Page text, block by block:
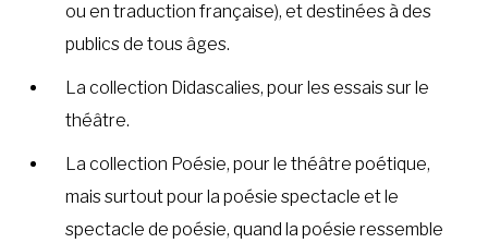
ou en traduction française), et destinées à des
publics de tous âges.
La collection Didascalies, pour les essais sur le
théâtre.
La collection Poésie, pour le théâtre poétique,
mais surtout pour la poésie spectacle et le
spectacle de poésie, quand la poésie ressemble